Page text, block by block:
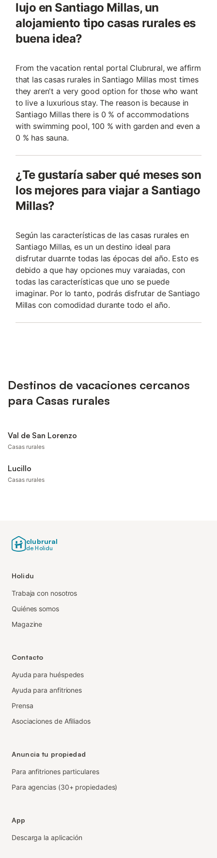
lujo en Santiago Millas, un
alojamiento tipo casas rurales es
buena idea?
From the vacation rental portal Clubrural, we affirm
that las casas rurales in Santiago Millas most times
they aren't a very good option for those who want
to live a luxurious stay. The reason is because in
Santiago Millas there is 0 % of accommodations
with swimming pool, 100 % with garden and even a
0 % has sauna.
¿Te gustaría saber qué meses son
los mejores para viajar a Santiago
Millas?
Según las características de las casas rurales en
Santiago Millas, es un un destino ideal para
disfrutar duarnte todas las épocas del año. Esto es
debido a que hay opciones muy varaiadas, con
todas las características que uno se puede
imaginar. Por lo tanto, podrás disfrutar de Santiago
Millas con comodidad durante todo el año.
Destinos de vacaciones cercanos
para Casas rurales
Val de San Lorenzo
Casas rurales
Lucillo
Casas rurales
clubrural
de Holidu
Holidu
Trabaja con nosotros
Quiénes somos
Magazine
Contacto
Ayuda para huéspedes
Ayuda para anfitriones
Prensa
Asociaciones de Afiliados
Anuncia tu propiedad
Para anfitriones particulares
Para agencias (30+ propiedades)
App
Descarga la aplicación